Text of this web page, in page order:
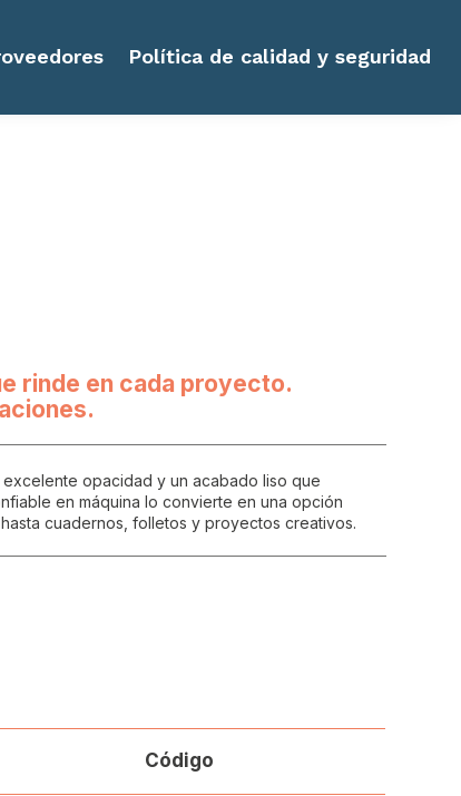
Política de calidad y seguridad
rinde en cada proyecto.
opacidad y un acabado liso que
en máquina lo convierte en una opción
cuadernos, folletos y proyectos creativos.
Código